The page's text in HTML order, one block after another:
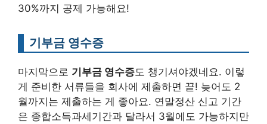
30%까지 공제 가능해요!
기부금 영수증
마지막으로 기부금 영수증도 챙기셔야겠네요. 이렇
게 준비한 서류들을 회사에 제출하면 끝! 늦어도 2
월까지는 제출하는 게 좋아요. 연말정산 신고 기간
은 종합소득과세기간과 달라서 3월에도 가능하지만